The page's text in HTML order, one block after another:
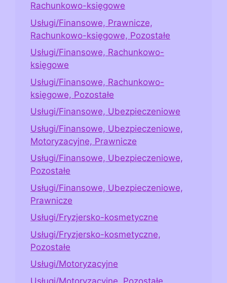
Rachunkowo-księgowe
Usługi/Finansowe, Prawnicze,
Rachunkowo-księgowe, Pozostałe
Usługi/Finansowe, Rachunkowo-
księgowe
Usługi/Finansowe, Rachunkowo-
księgowe, Pozostałe
Usługi/Finansowe, Ubezpieczeniowe
Usługi/Finansowe, Ubezpieczeniowe,
Motoryzacyjne, Prawnicze
Usługi/Finansowe, Ubezpieczeniowe,
Pozostałe
Usługi/Finansowe, Ubezpieczeniowe,
Prawnicze
Usługi/Fryzjersko-kosmetyczne
Usługi/Fryzjersko-kosmetyczne,
Pozostałe
Usługi/Motoryzacyjne
Usługi/Motoryzacyjne, Pozostałe